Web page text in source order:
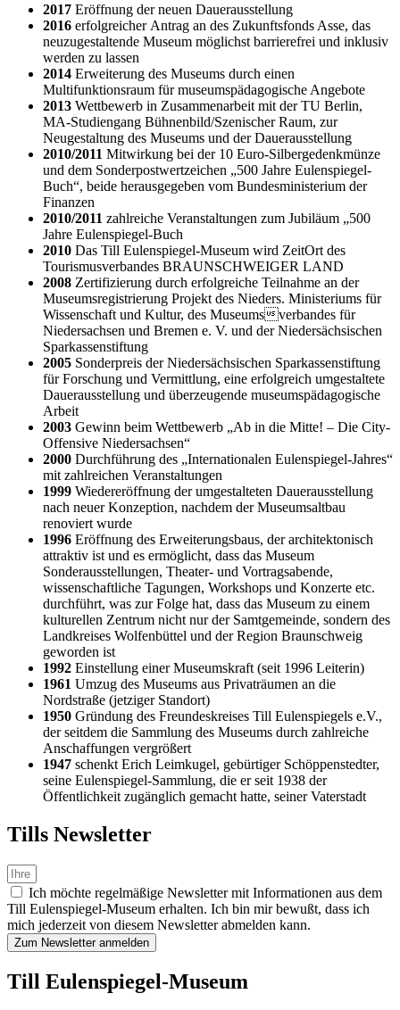
2017 Eröffnung der neuen Dauerausstellung
2016 erfolgreicher Antrag an des Zukunftsfonds Asse, das
neuzugestaltende Museum möglichst barrierefrei und inklusiv
werden zu lassen
2014 Erweiterung des Museums durch einen
Multifunktionsraum für museumspädagogische Angebote
2013 Wettbewerb in Zusammenarbeit mit der TU Berlin,
MA-Studiengang Bühnenbild/Szenischer Raum, zur
Neugestaltung des Museums und der Dauerausstellung
2010/2011 Mitwirkung bei der 10 Euro-Silbergedenkmünze
und dem Sonderpostwertzeichen „500 Jahre Eulenspiegel-
Buch“, beide herausgegeben vom Bundesministerium der
Finanzen
2010/2011 zahlreiche Veranstaltungen zum Jubiläum „500
Jahre Eulenspiegel-Buch
2010 Das Till Eulenspiegel-Museum wird ZeitOrt des
Tourismusverbandes BRAUNSCHWEIGER LAND
2008 Zertifizierung durch erfolgreiche Teilnahme an der
Museumsregistrierung Projekt des Nieders. Ministeriums für
Wissenschaft und Kultur, des Museumsverbandes für
Niedersachsen und Bremen e. V. und der Niedersächsischen
Sparkassenstiftung
2005 Sonderpreis der Niedersächsischen Sparkassenstiftung
für Forschung und Vermittlung, eine erfolgreich umgestaltete
Dauerausstellung und überzeugende museumspädagogische
Arbeit
2003 Gewinn beim Wettbewerb „Ab in die Mitte! – Die City-
Offensive Niedersachsen“
2000 Durchführung des „Internationalen Eulenspiegel-Jahres“
mit zahlreichen Veranstaltungen
1999 Wiedereröffnung der umgestalteten Dauerausstellung
nach neuer Konzeption, nachdem der Museumsaltbau
renoviert wurde
1996 Eröffnung des Erweiterungsbaus, der architektonisch
attraktiv ist und es ermöglicht, dass das Museum
Sonderausstellungen, Theater- und Vortragsabende,
wissenschaftliche Tagungen, Workshops und Konzerte etc.
durchführt, was zur Folge hat, dass das Museum zu einem
kulturellen Zentrum nicht nur der Samtgemeinde, sondern des
Landkreises Wolfenbüttel und der Region Braunschweig
geworden ist
1992 Einstellung einer Museumskraft (seit 1996 Leiterin)
1961 Umzug des Museums aus Privaträumen an die
Nordstraße (jetziger Standort)
1950 Gründung des Freundeskreises Till Eulenspiegels e.V.,
der seitdem die Sammlung des Museums durch zahlreiche
Anschaffungen vergrößert
1947 schenkt Erich Leimkugel, gebürtiger Schöppenstedter,
seine Eulenspiegel-Sammlung, die er seit 1938 der
Öffentlichkeit zugänglich gemacht hatte, seiner Vaterstadt
Tills News­letter
Ich möchte regelmäßige Newsletter mit Informationen aus dem
Till Eulenspiegel-Museum erhalten. Ich bin mir bewußt, dass ich
mich jederzeit von diesem Newsletter abmelden kann.
Zum Newsletter anmelden
Till Eulenspiegel-Museum